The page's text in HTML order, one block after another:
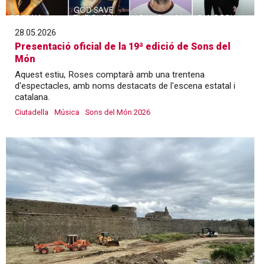
28.05.2026
Presentació oficial de la 19ª edició de Sons del
Món
Aquest estiu, Roses comptarà amb una trentena
d'espectacles, amb noms destacats de l'escena estatal i
catalana.
Ciutadella Música Sons del Món 2026